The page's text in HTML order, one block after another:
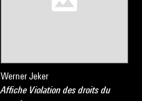
Werner Jeker
Affiche Violation des droits du